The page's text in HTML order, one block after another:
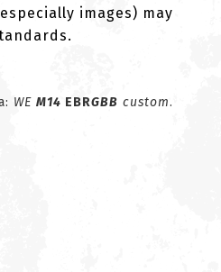
images) may
WE M14 EBRGBB custom.